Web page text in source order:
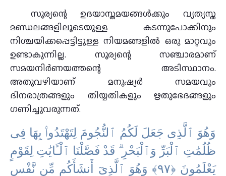
സൂര്യന്റെ ഉദയാസ്തമയങ്ങള്‍ക്കും വ്യത്യസ്ത
മണ്ഡലങ്ങളിലൂടെയുള്ള കടന്നുപോക്കിനും
നിശ്ചയിക്കപ്പെട്ടിട്ടുള്ള നിയമങ്ങളില്‍ ഒരു മാറ്റവും
ഉണ്ടാകുന്നില്ല. സൂര്യന്റെ സഞ്ചാരമാണ്
സമയനിര്‍ണയത്തന്റെ അടിസ്ഥാനം.
അതുവഴിയാണ് മനുഷ്യര്‍ സമയവും
ദിനരാത്രങ്ങളും തിയ്യതികളും ഋതുഭേദങ്ങളും
ഗണിച്ചുവരുന്നത്.
وَهُوَ ٱلَّذِى جَعَلَ لَكُمُ ٱلنُّجُومَ لِتَهْتَدُوا۟ بِهَا فِى
ظُلُمَٰتِ ٱلْبَرِّ وَٱلْبَحْرِ ۗ قَدْ فَصَّلْنَا ٱلْـَٔايَٰتِ لِقَوْمٍ
يَعْلَمُونَ ‎﴿٩٧﴾‏ وَهُوَ ٱلَّذِىٓ أَنشَأَكُم مِّن نَّفْسٍ